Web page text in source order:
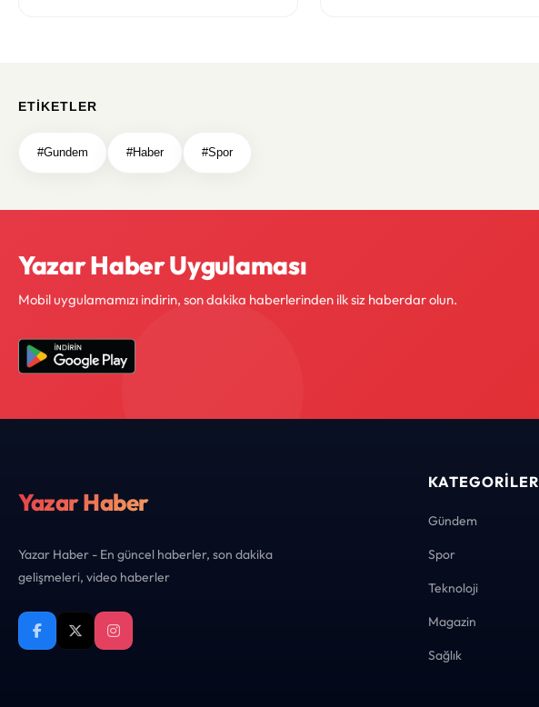
ETIKETLER
#Gundem #Haber #Spor
Yazar Haber Uygulaması
Mobil uygulamamızı indirin, son dakika haberlerinden ilk siz haberdar olun.
Yazar Haber
Yazar Haber - En güncel haberler, son dakika
gelişmeleri, video haberler
KATEGORILER
Gündem
Spor
Teknoloji
Magazin
Sağlık